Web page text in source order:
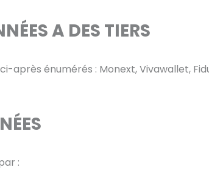
A DES TIERS
énumérés : Monext, Vivawallet,
: